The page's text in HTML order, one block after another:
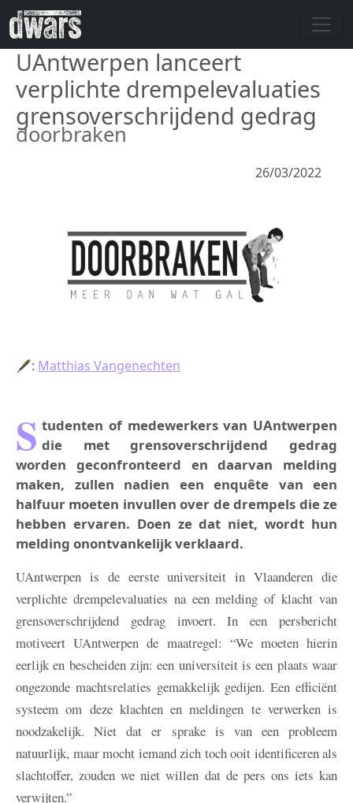
Overslaan en naar de inhoud gaan
UAntwerpen lanceert
verplichte drempelevaluaties
grensoverschrijdend gedrag
doorbraken
26/03/2022
🖋: Matthias Vangenechten
S tudenten of medewerkers van UAntwerpen
die met grensoverschrijdend gedrag
worden geconfronteerd en daarvan melding
maken, zullen nadien een enquête van een
halfuur moeten invullen over de drempels die ze
hebben ervaren. Doen ze dat niet, wordt hun
melding onontvankelijk verklaard.
UAntwerpen is de eerste universiteit in Vlaanderen die
verplichte drempelevaluaties na een melding of klacht van
grensoverschrijdend gedrag invoert. In een persbericht
motiveert UAntwerpen de maatregel: “We moeten hierin
eerlijk en bescheiden zijn: een universiteit is een plaats waar
ongezonde machtsrelaties gemakkelijk gedijen. Een efficiënt
systeem om deze klachten en meldingen te verwerken is
noodzakelijk. Niet dat er sprake is van een probleem
natuurlijk, maar mocht iemand zich toch ooit identificeren als
slachtoffer, zouden we niet willen dat de pers ons iets kan
verwijten.”